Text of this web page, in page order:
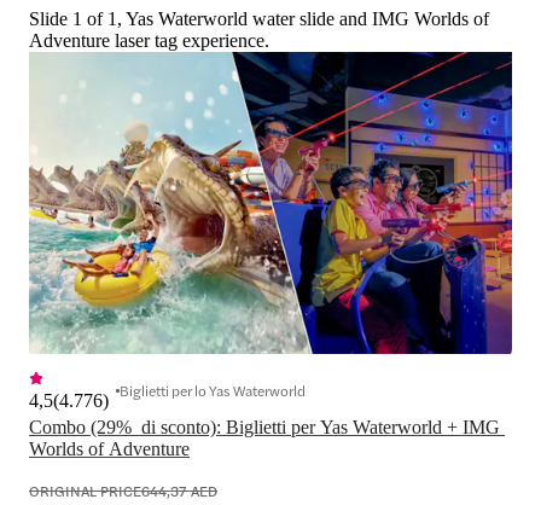
Slide 1 of 1, Yas Waterworld water slide and IMG Worlds of
Adventure laser tag experience.
Combo (29%  di sconto): Biglietti per Yas Waterworld + IMG
Worlds of Adventure
4,5(4.776) Biglietti per lo Yas Waterworld
ORIGINAL PRICE644,37 AED